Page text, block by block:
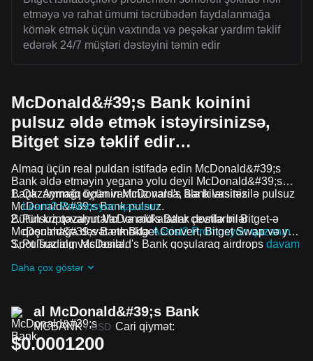
etməyə və rahat ümumi təcrübədən faydalanmağa
kömək etmək üçün vaxtında və peşəkar yardım təklif
edərək 24/7 müştəri dəstəyini təmin edir
McDonald&#39;s Bank koinini
pulsuz əldə etmək istəyirsinizsə,
Bitget sizə təklif edir…
Almaq üçün real puldan istifadə edin McDonald&#39;s
Bank əldə etməyin yeganə yolu deyil McDonald&#39;s
Bank. Ayrmaq üçün vaxtınız varsa, ala bilərsiniz
McDonald&#39;s Bank pulsuz.
Qazanmağı öyrənin McDonald's Bank vasitəsilə pulsuz
Learn2 Promosyon qazanın
Pulsuz qazanın McDonald's Bank dostlarını Bitget-ə
qoşulmağa dəvət etməkləAssist2 Promosyon qazanın
Pulsuz alın McDonald's Bank qoşularaq airdrops davam
Bütün kriptovalyutalar və mükafatlar çevrilə bilər
McDonald&#39;s Bank Bitget Convert, Bitget Swap və ya
Spot Trading vasitəsilə.
Daha çox göstər
al McDonald&#39;s Bank
MCBANK /USD Cari qiymət:
$0.0001200